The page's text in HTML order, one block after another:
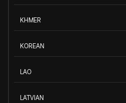
KHMER
KOREAN
LAO
LATVIAN